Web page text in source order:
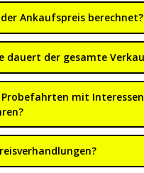
Ankaufspreis berechnet?
dauert der gesamte
Probefahrten mit